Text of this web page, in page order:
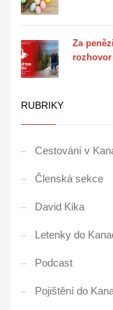
Za
RUBRIKY
Cestování v
Členská sekce
David Kika
Letenky do
Podcast
Pojištění do